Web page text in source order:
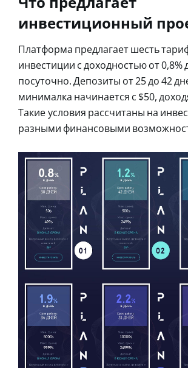
инвестиционный
Платформа предлагает шесть
инвестиции с доходностью от 0,8%
посуточно. Депозиты от 25 до 42
минималка начинается с $50,
Такие условия рассчитаны на
разными финансовыми